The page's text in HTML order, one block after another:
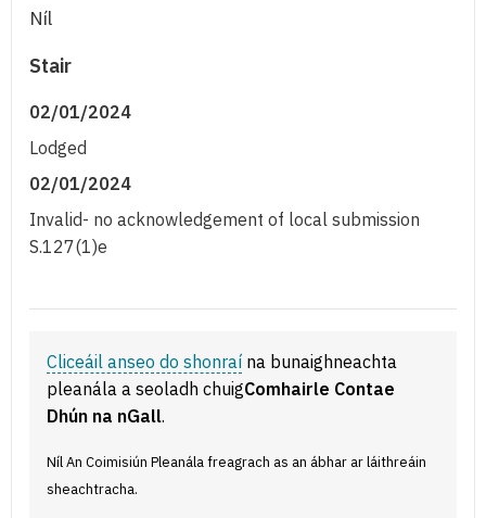
Níl
Stair
02/01/2024
Lodged
02/01/2024
Invalid- no acknowledgement of local submission
S.127(1)e
Cliceáil anseo do shonraí na bunaighneachta
pleanála a seoladh chuigComhairle Contae
Dhún na nGall.
Níl An Coimisiún Pleanála freagrach as an ábhar ar láithreáin
sheachtracha.